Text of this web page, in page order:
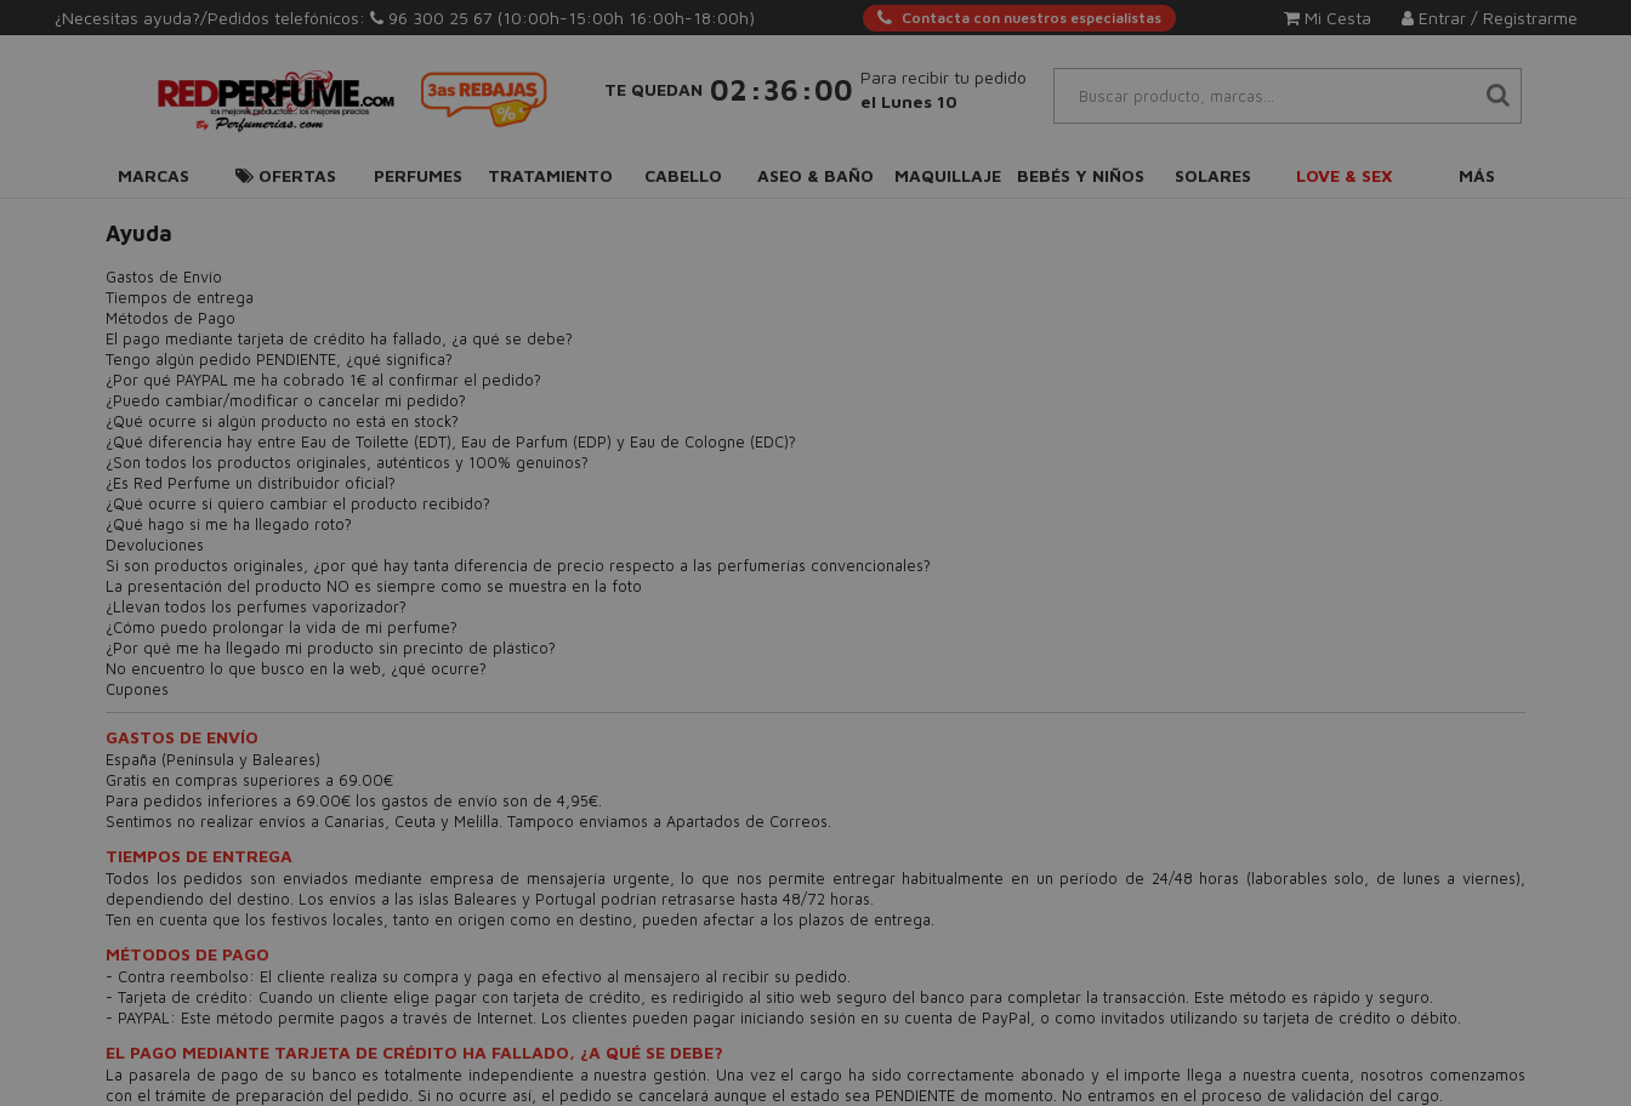
¿Necesitas ayuda?/Pedidos telefónicos: 96 300 25 67 (10:00h-15:00h 16:00h-18:00h) Contacta con nuestros especialistas Entrar / Registrarme
Mi Cesta
TE QUEDAN 02 : 35 :59 Para recibir tu pedido
el Lunes 10
MARCAS OFERTAS PERFUMES TRATAMIENTO CABELLO ASEO & BAÑO MAQUILLAJE BEBÉS Y NIÑOS SOLARES LOVE & SEX MÁS
Ayuda
Gastos de Envío
Tiempos de entrega
Métodos de Pago
El pago mediante tarjeta de crédito ha fallado, ¿a qué se debe?
Tengo algún pedido PENDIENTE, ¿qué significa?
¿Por qué PAYPAL me ha cobrado 1€ al confirmar el pedido?
¿Puedo cambiar/modificar o cancelar mi pedido?
¿Qué ocurre si algún producto no está en stock?
¿Qué diferencia hay entre Eau de Toilette (EDT), Eau de Parfum (EDP) y Eau de Cologne (EDC)?
¿Son todos los productos originales, auténticos y 100% genuinos?
¿Es Red Perfume un distribuidor oficial?
¿Qué ocurre si quiero cambiar el producto recibido?
¿Qué hago si me ha llegado roto?
Devoluciones
Si son productos originales, ¿por qué hay tanta diferencia de precio respecto a las perfumerías convencionales?
La presentación del producto NO es siempre como se muestra en la foto
¿Llevan todos los perfumes vaporizador?
¿Cómo puedo prolongar la vida de mi perfume?
¿Por qué me ha llegado mi producto sin precinto de plástico?
No encuentro lo que busco en la web, ¿qué ocurre?
Cupones
GASTOS DE ENVÍO
España (Pení­nsula y Baleares)
Gratis en compras superiores a 69.00€
Para pedidos inferiores a 69.00€ los gastos de envío son de 4,95€.
Sentimos no realizar enví­os a Canarias, Ceuta y Melilla. Tampoco enviamos a Apartados de Correos.
TIEMPOS DE ENTREGA
Todos los pedidos son enviados mediante empresa de mensajerí­a urgente, lo que nos permite entregar habitualmente en un perí­odo de 24/48 horas (laborables solo, de lunes a viernes),
dependiendo del destino. Los envíos a las islas Baleares y Portugal podrían retrasarse hasta 48/72 horas.
Ten en cuenta que los festivos locales, tanto en origen como en destino, pueden afectar a los plazos de entrega.
MÉTODOS DE PAGO
- Contra reembolso: El cliente realiza su compra y paga en efectivo al mensajero al recibir su pedido.
- Tarjeta de crédito: Cuando un cliente elige pagar con tarjeta de crédito, es redirigido al sitio web seguro del banco para completar la transacción. Este método es rápido y seguro.
- PAYPAL: Este método permite pagos a través de Internet. Los clientes pueden pagar iniciando sesión en su cuenta de PayPal, o como invitados utilizando su tarjeta de crédito o débito.
EL PAGO MEDIANTE TARJETA DE CRÉDITO HA FALLADO, ¿A QUÉ SE DEBE?
La pasarela de pago de su banco es totalmente independiente a nuestra gestión. Una vez el cargo ha sido correctamente abonado y el importe llega a nuestra cuenta, nosotros comenzamos
con el trámite de preparación del pedido. Si no ocurre así, el pedido se cancelará aunque el estado sea PENDIENTE de momento. No entramos en el proceso de validación del cargo.